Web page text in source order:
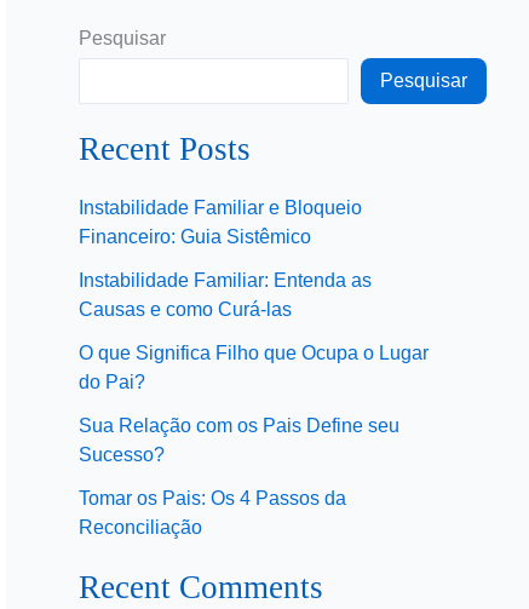
Pesquisar
Pesquisar
Recent Posts
Instabilidade Familiar e Bloqueio
Financeiro: Guia Sistêmico
Instabilidade Familiar: Entenda as
Causas e como Curá-las
O que Significa Filho que Ocupa o Lugar
do Pai?
Sua Relação com os Pais Define seu
Sucesso?
Tomar os Pais: Os 4 Passos da
Reconciliação
Recent Comments